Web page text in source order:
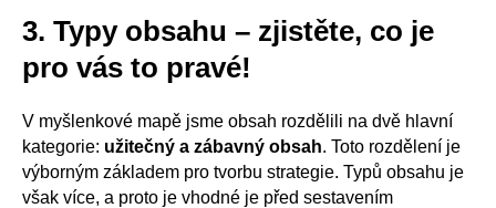
3. Typy obsahu – zjistěte, co je
pro vás to pravé!
V myšlenkové mapě jsme obsah rozdělili na dvě hlavní
kategorie: užitečný a zábavný obsah. Toto rozdělení je
výborným základem pro tvorbu strategie. Typů obsahu je
však více, a proto je vhodné je před sestavením